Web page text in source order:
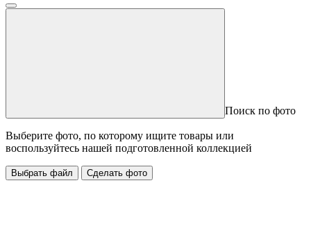
Поиск по фото
Выберите фото, по которому ищите товары или
воспользуйтесь нашей подготовленной коллекцией
Выбрать файл Сделать фото